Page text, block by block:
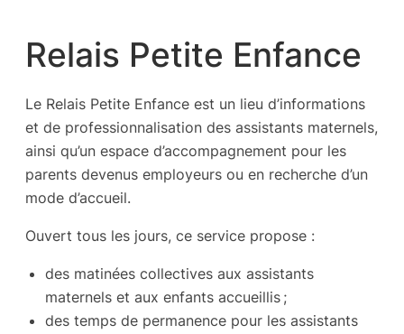
Relais Petite Enfance
Le Relais Petite Enfance est un lieu d’informations
et de professionnalisation des assistants maternels,
ainsi qu’un espace d’accompagnement pour les
parents devenus employeurs ou en recherche d’un
mode d’accueil.
Ouvert tous les jours, ce service propose :
des matinées collectives aux assistants
maternels et aux enfants accueillis ;
des temps de permanence pour les assistants